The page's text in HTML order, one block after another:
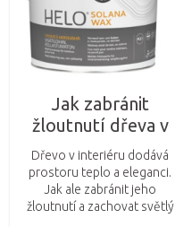
Jak zabránit
žloutnutí dřeva v
interiéru: HELO®
SOLANA WAX pro
přirozený vzhled
Dřevo v interiéru dodává
prostoru teplo a eleganci.
Jak ale zabránit jeho
žloutnutí a zachovat světlý